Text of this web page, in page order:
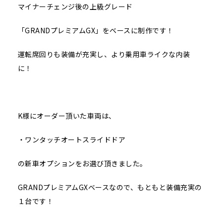
マイナーチェンジ後の上級グレード
「GRANDプレミアムGX」をベースに制作です！
運転席回りも装備が充実し、より乗用車ライクな内装
に！
K様にオーダー頂いた車両は、
・ワンタッチオートスライドドア
の新車オプションをお選び頂きました。
GRANDプレミアムGXベースなので、もともと装備充実の
１台です！